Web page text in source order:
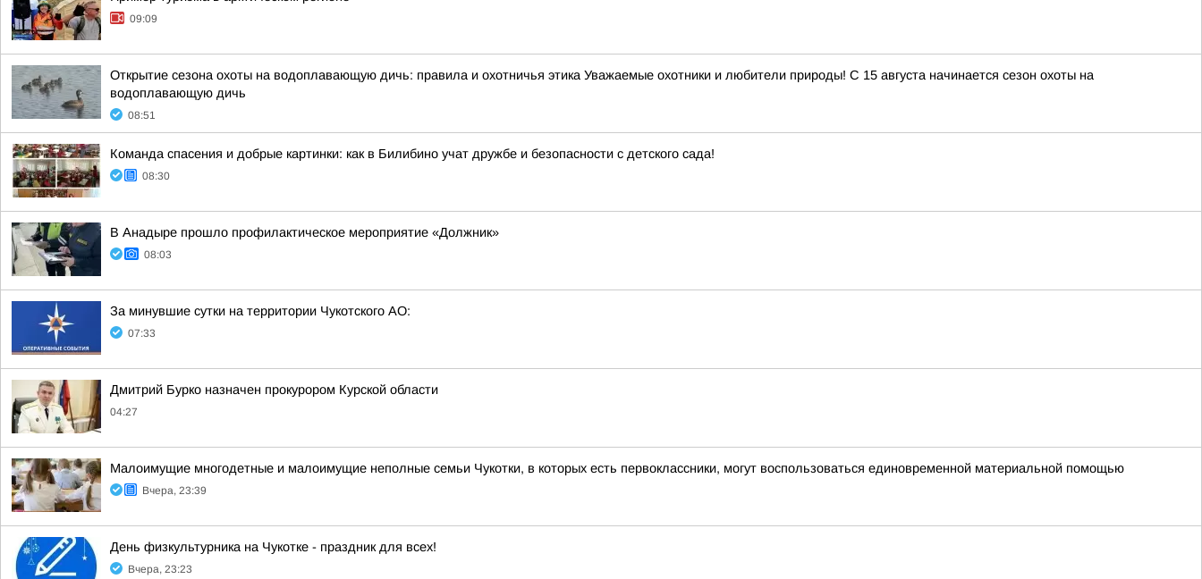
09:09
Открытие сезона охоты на водоплавающую дичь: правила и охотничья этика Уважаемые охотники и любители природы! С 15 августа начинается сезон охоты на
водоплавающую дичь
08:51
Команда спасения и добрые картинки: как в Билибино учат дружбе и безопасности с детского сада!
08:30
В Анадыре прошло профилактическое мероприятие «Должник»
08:03
За минувшие сутки на территории Чукотского АО:
07:33
Дмитрий Бурко назначен прокурором Курской области
04:27
Малоимущие многодетные и малоимущие неполные семьи Чукотки, в которых есть первоклассники, могут воспользоваться единовременной материальной помощью
Вчера, 23:39
День физкультурника на Чукотке - праздник для всех!
Вчера, 23:23